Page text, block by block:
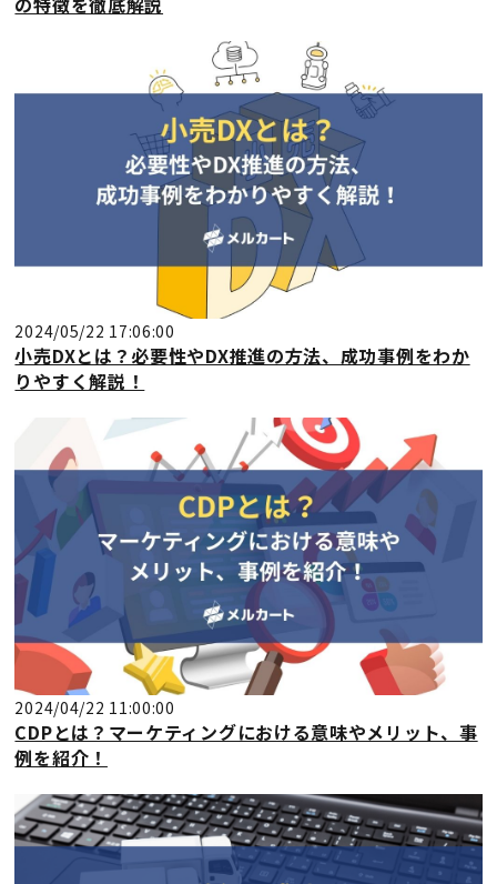
2024/05/22 17:06:00
小売DXとは？必要性やDX推進の方法、成功事例をわか
りやすく解説！
2024/04/22 11:00:00
CDPとは？マーケティングにおける意味やメリット、事
例を紹介！